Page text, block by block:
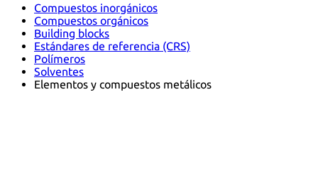
Compuestos inorgánicos
Compuestos orgánicos
Building blocks
Estándares de referencia (CRS)
Polímeros
Solventes
Elementos y compuestos metálicos